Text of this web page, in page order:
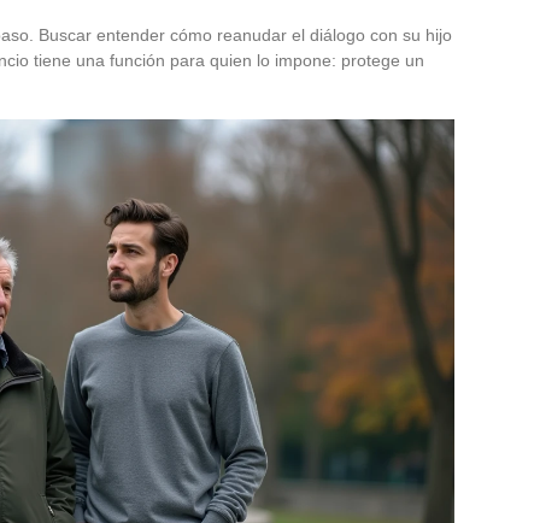
Buscar entender cómo reanudar el diálogo con su hijo
tiene una función para quien lo impone: protege un